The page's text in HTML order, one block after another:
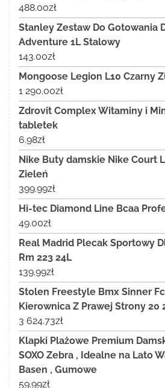
488.00zł
Stanley Zestaw Do Gotowania
Adventure 1L Stalowy
143.00zł
Mongoose Legion L10 Czarny
1 290.00zł
Zdrovit Complex Witaminy i
tabletek
6.98zł
Nike Buty damskie Nike Court
Zieleń
399.99zł
Hi-tec Diamond Line Bcaa
49.00zł
Real Madrid Plecak Sportowy
Rm 223 24L
139.99zł
Stolen Freestyle Bmx Sinner
Kierownica Z Prawej Strony 20
3 624.73zł
Klapki Plażowe Premium
SOXO Zebra , Idealne na Lato
Basen , Gumowe
59.99zł